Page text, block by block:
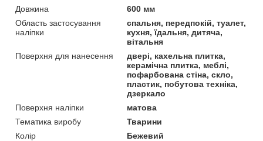
Довжина
600 мм
Область застосування
наліпки
спальня, передпокій, туалет,
кухня, їдальня, дитяча,
вітальня
Поверхня для нанесення
двері, кахельна плитка,
керамічна плитка, меблі,
пофарбована стіна, скло,
пластик, побутова техніка,
дзеркало
Поверхня наліпки
матова
Тематика виробу
Тварини
Колір
Бежевий